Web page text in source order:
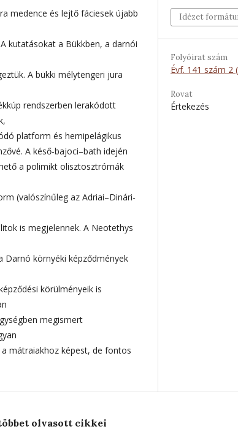
medence és lejtő fáciesek újabb
kutatásokat a Bükkben, a darnói
A bükki mélytengeri jura
rendszerben lerakódott
platform és hemipelágikus
A késő-bajoci–bath idején
a polimikt olisztosztrómák
(valószínűleg az Adriai–Dinári-
is megjelennek. A Neotethys
környéki képződmények
körülményeik is
megismert
mátraiakhoz képest, de fontos
Idézet
Folyóirat szám
Évf. 141 szám 2
Rovat
Értekezés
olvasott cikkei